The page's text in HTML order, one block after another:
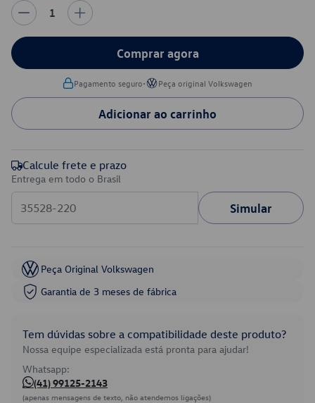
1
Comprar agora
Pagamento seguro• Peça original Volkswagen
Adicionar ao carrinho
Calcule frete e prazo
Entrega em todo o Brasil
Simular
Peça Original Volkswagen
Garantia de 3 meses de fábrica
Tem dúvidas sobre a compatibilidade deste produto?
Nossa equipe especializada está pronta para ajudar!
Whatsapp:
(41) 99125-2143
(apenas mensagens de texto, não atendemos ligações)